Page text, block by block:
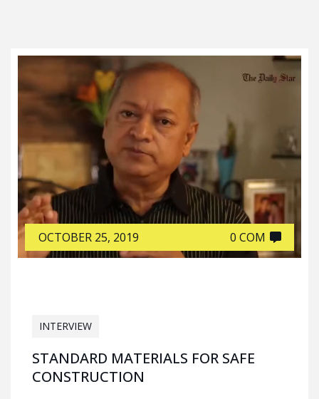
OCTOBER 25, 2019 0 COM
INTERVIEW
STANDARD MATERIALS FOR SAFE
CONSTRUCTION